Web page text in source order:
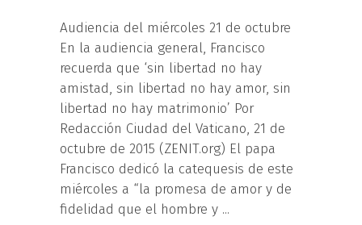
Audiencia del miércoles 21 de octubre
En la audiencia general, Francisco
recuerda que ‘sin libertad no hay
amistad, sin libertad no hay amor, sin
libertad no hay matrimonio’ Por
Redacción Ciudad del Vaticano, 21 de
octubre de 2015 (ZENIT.org) El papa
Francisco dedicó la catequesis de este
miércoles a “la promesa de amor y de
fidelidad que el hombre y